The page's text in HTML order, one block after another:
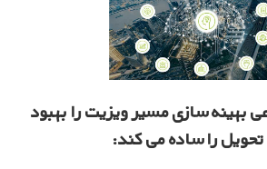
سازی مسیر ویزیت را بهبود
را ساده می کند: